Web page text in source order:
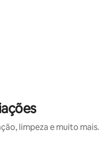
limpeza e muito mais.